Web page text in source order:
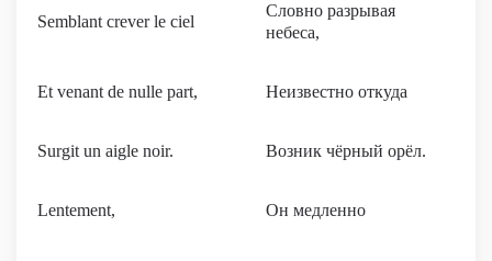
Semblant crever le ciel
Словно разрывая
небеса,
Et venant de nulle part, Неизвестно откуда
Surgit un aigle noir. Возник чёрный орёл.
Lentement, Он медленно